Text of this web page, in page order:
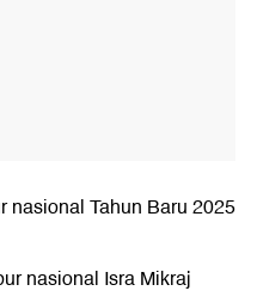
nasional Tahun Baru 2025
nasional Isra Mikraj